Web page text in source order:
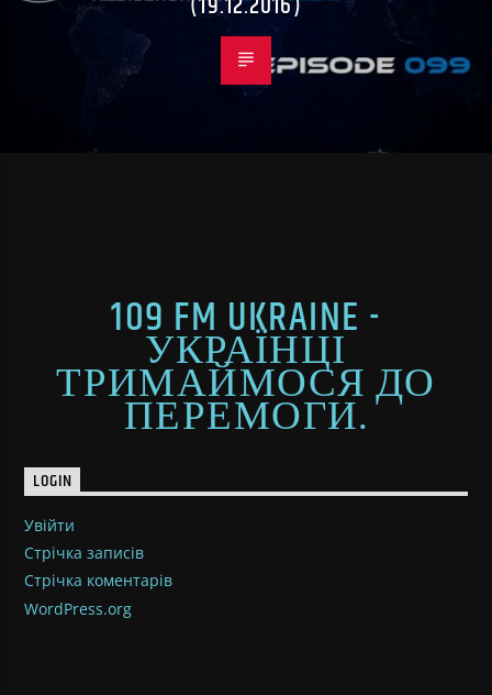
109 FM UKRAINE -
УКРАЇНЦІ
ТРИМАЙМОСЯ ДО
ПЕРЕМОГИ.
LOGIN
Увійти
Стрічка записів
Стрічка коментарів
WordPress.org